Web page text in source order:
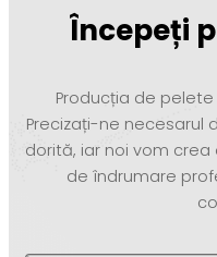
Începeți
Producția de
Precizați-ne necesarul
dorită, iar noi vom
de îndrumare